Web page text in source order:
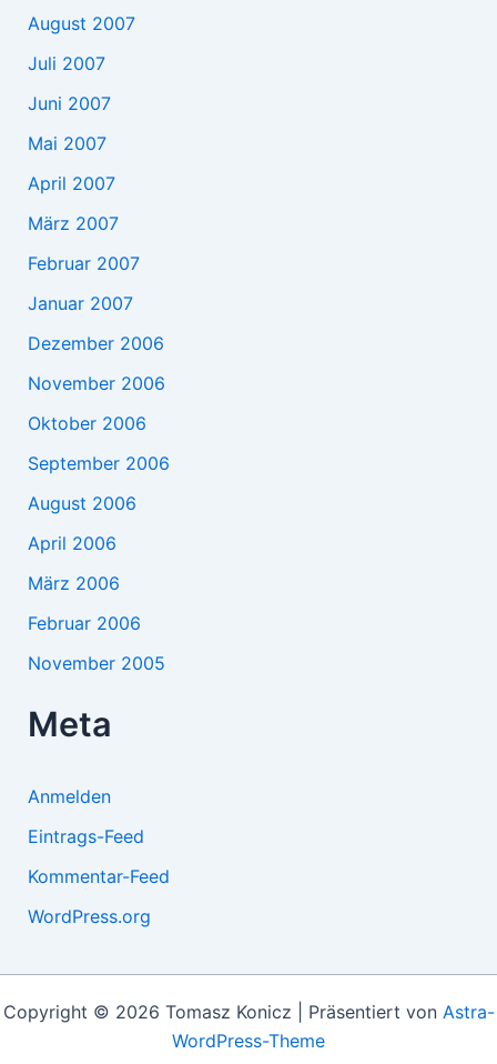
August 2007
Juli 2007
Juni 2007
Mai 2007
April 2007
März 2007
Februar 2007
Januar 2007
Dezember 2006
November 2006
Oktober 2006
September 2006
August 2006
April 2006
März 2006
Februar 2006
November 2005
Meta
Anmelden
Eintrags-Feed
Kommentar-Feed
WordPress.org
Copyright © 2026 Tomasz Konicz | Präsentiert von Astra-
WordPress-Theme